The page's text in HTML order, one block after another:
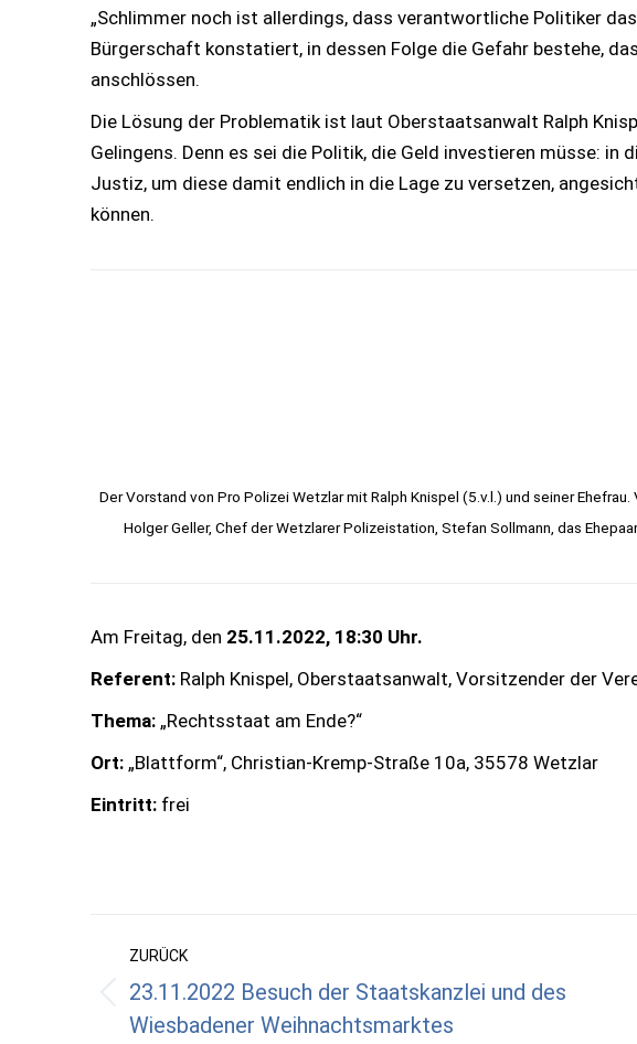
„Schlimmer noch ist allerdings, dass verantwortliche Politiker
Bürgerschaft konstatiert, in dessen Folge die Gefahr bestehe,
anschlössen.
Die Lösung der Problematik ist laut Oberstaatsanwalt Ralph
Gelingens. Denn es sei die Politik, die Geld investieren müsse:
Justiz, um diese damit endlich in die Lage zu versetzen,
können.
Der Vorstand von Pro Polizei Wetzlar mit Ralph Knispel (5.v.l.) und seiner
Holger Geller, Chef der Wetzlarer Polizeistation, Stefan Sollmann, das
Am Freitag, den 25.11.2022, 18:30 Uhr.
Referent: Ralph Knispel, Oberstaatsanwalt, Vorsitzender der
Thema: „Rechtsstaat am Ende?“
Ort: „Blattform“, Christian-Kremp-Straße 10a, 35578 Wetzlar
Eintritt: frei
ZURÜCK
Vorheriger
Beitrag:
23.11.2022 Besuch der Staatskanzlei und des
Wiesbadener Weihnachtsmarktes